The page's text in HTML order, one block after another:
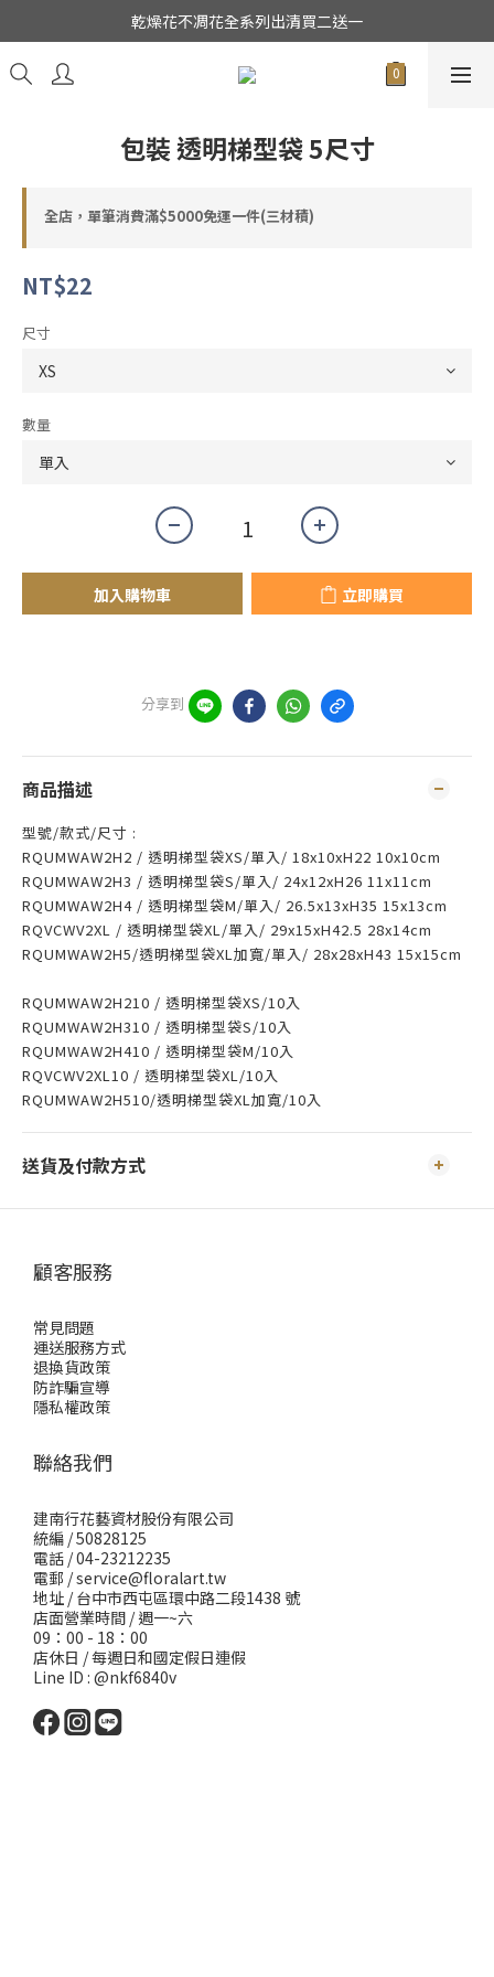
★日本東京堂花材系列全面出清特價中★
乾燥花不凋花全系列出清買二送一
★日本東京堂花材系列全面出清特價中★
包裝 透明梯型袋 5尺寸
全店，單筆消費滿$5000免運一件(三材積)
NT$22
尺寸
數量
加入購物車 立即購買
分享到
商品描述
型號/款式/尺寸 :
RQUMWAW2H2 / 透明梯型袋XS/單入/ 18x10xH22 10x10cm
RQUMWAW2H3 / 透明梯型袋S/單入/ 24x12xH26 11x11cm
RQUMWAW2H4 / 透明梯型袋M/單入/ 26.5x13xH35 15x13cm
RQVCWV2XL / 透明梯型袋XL/單入/ 29x15xH42.5 28x14cm
RQUMWAW2H5/透明梯型袋XL加寬/單入/ 28x28xH43 15x15cm
RQUMWAW2H210 / 透明梯型袋XS/10入
RQUMWAW2H310 / 透明梯型袋S/10入
RQUMWAW2H410 / 透明梯型袋M/10入
RQVCWV2XL10 / 透明梯型袋XL/10入
RQUMWAW2H510/透明梯型袋XL加寬/10入
送貨及付款方式
顧客服務
常見問題
運送服務方式
退換貨政策
防詐騙宣導
隱私權政策
聯絡我們
建南行花藝資材股份有限公司
統編 / 50828125
電話 / 04-23212235
電郵 /service@floralart.tw
地址 / 台中市西屯區環中路二段1438 號
店面營業時間 / 週一~六
09：00 - 18：00
店休日 / 每週日和國定假日連假
Line ID : @nkf6840v